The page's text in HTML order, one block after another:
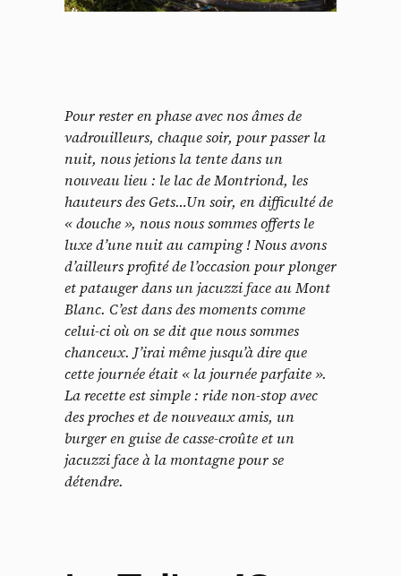
Pour rester en phase avec nos âmes de
vadrouilleurs, chaque soir, pour passer la
nuit, nous jetions la tente dans un
nouveau lieu : le lac de Montriond, les
hauteurs des Gets…Un soir, en difficulté de
« douche », nous nous sommes offerts le
luxe d’une nuit au camping ! Nous avons
d’ailleurs profité de l’occasion pour plonger
et patauger dans un jacuzzi face au Mont
Blanc. C’est dans des moments comme
celui-ci où on se dit que nous sommes
chanceux. J’irai même jusqu’à dire que
cette journée était « la journée parfaite ».
La recette est simple : ride non-stop avec
des proches et de nouveaux amis, un
burger en guise de casse-croûte et un
jacuzzi face à la montagne pour se
détendre.